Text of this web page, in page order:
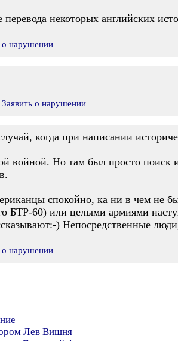
перевода некоторых английских
о нарушении
Заявить о нарушении
когда при написании
войной. Но там был просто поиск
спокойно, ка ни в чем не
БТР-60) или целыми армиями
) Непосредственные
о нарушении
Лев Вишня